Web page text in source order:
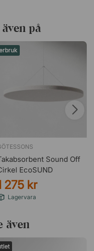
på
Sound Off
EcoSUND
275 kr
Lagervara
även